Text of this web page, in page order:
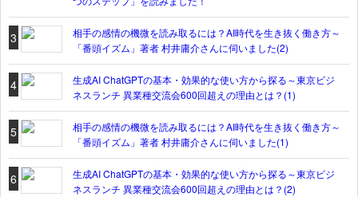
3
相手の感情の機微を読み取るには？AI時代を生き抜く働き方～
「番頭イズム」著者 村井庸介さんに伺いました(2)
4
生成AI ChatGPTの基本・効果的な使い方から探る～東京ビジ
ネスランチ 異業種交流会600回超えの理由とは？(1)
5
相手の感情の機微を読み取るには？AI時代を生き抜く働き方～
「番頭イズム」著者 村井庸介さんに伺いました(1)
6
生成AI ChatGPTの基本・効果的な使い方から探る～東京ビジ
ネスランチ 異業種交流会600回超えの理由とは？(2)